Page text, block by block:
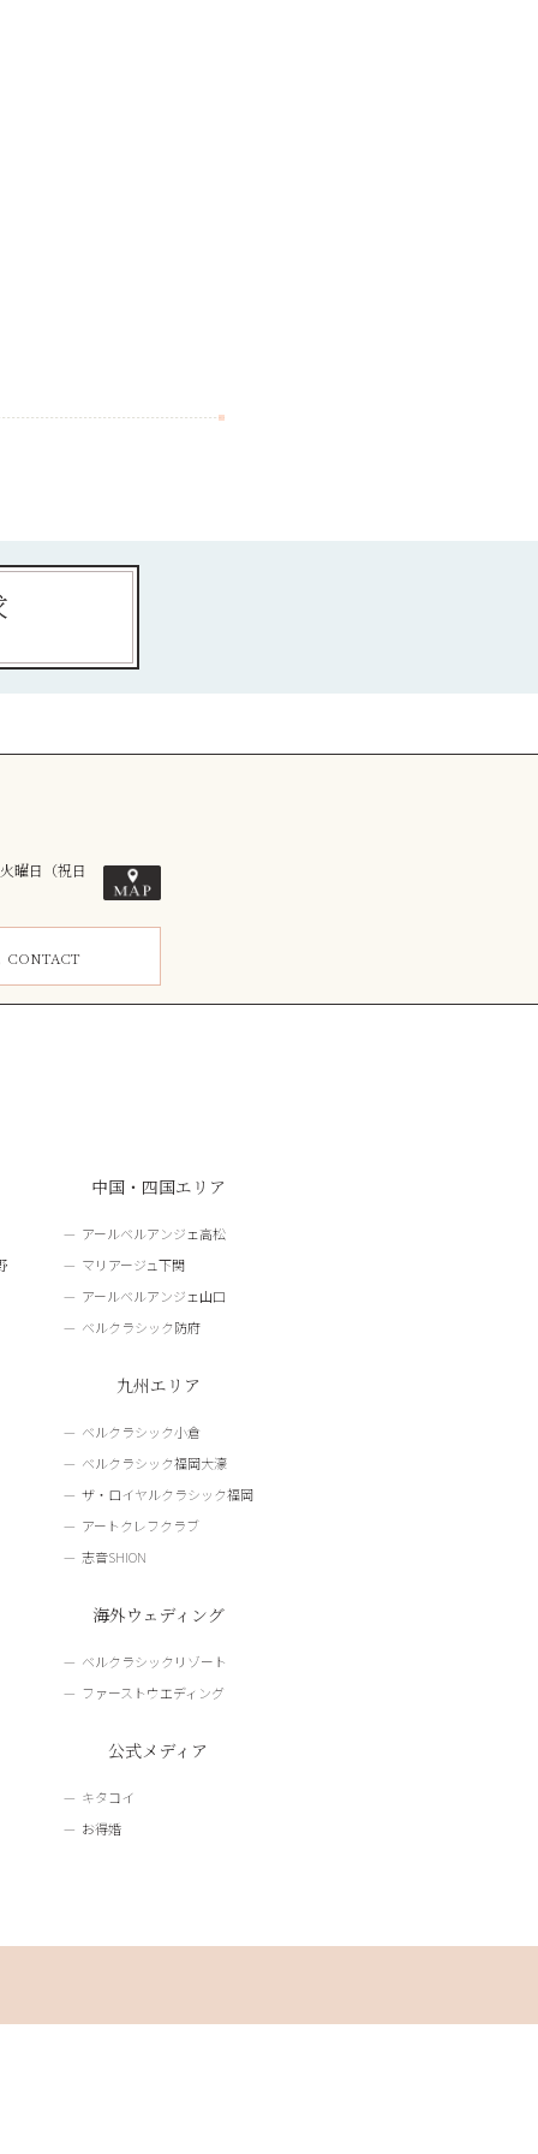
曜日（祝日
CONTACT
中国・四国エリア
アールベルアンジェ高松
マリアージュ下関
アールベルアンジェ山口
ベルクラシック防府
九州エリア
ベルクラシック小倉
ベルクラシック福岡大濠
ザ・ロイヤルクラシック福岡
アートクレフクラブ
志音SHION
海外ウェディング
ベルクラシックリゾート
ファーストウエディング
公式メディア
キタコイ
お得婚